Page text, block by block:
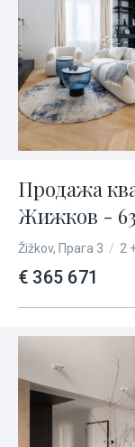
Продажа
Жижков -
Žižkov, Прага 3 / 2
€ 365 671